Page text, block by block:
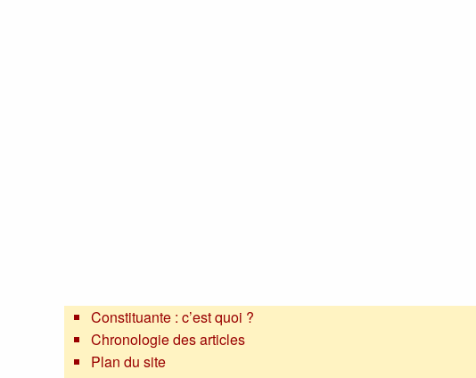
Constituante : c’est quoi ?
Chronologie des articles
Plan du site